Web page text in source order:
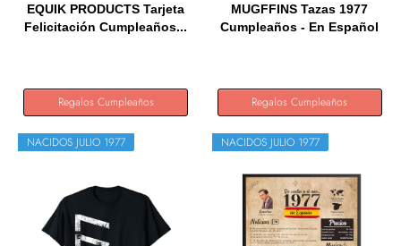
EQUIK PRODUCTS Tarjeta
Felicitación Cumpleaños...
Regalos Cumpleaños
MUGFFINS Tazas 1977
Cumpleaños - En Español
Regalos Cumpleaños
NACIDOS JULIO 1977 NACIDOS JULIO 1977